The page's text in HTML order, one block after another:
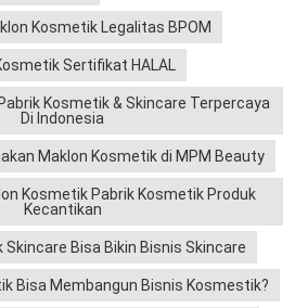
Kosmetik Legalitas BPOM
Sertifikat HALAL
Kosmetik & Skincare Terpercaya
Di Indonesia
Maklon Kosmetik di MPM Beauty
Kosmetik Pabrik Kosmetik Produk
Kecantikan
Skincare Bisa Bikin Bisnis Skincare
Bisa Membangun Bisnis Kosmestik?